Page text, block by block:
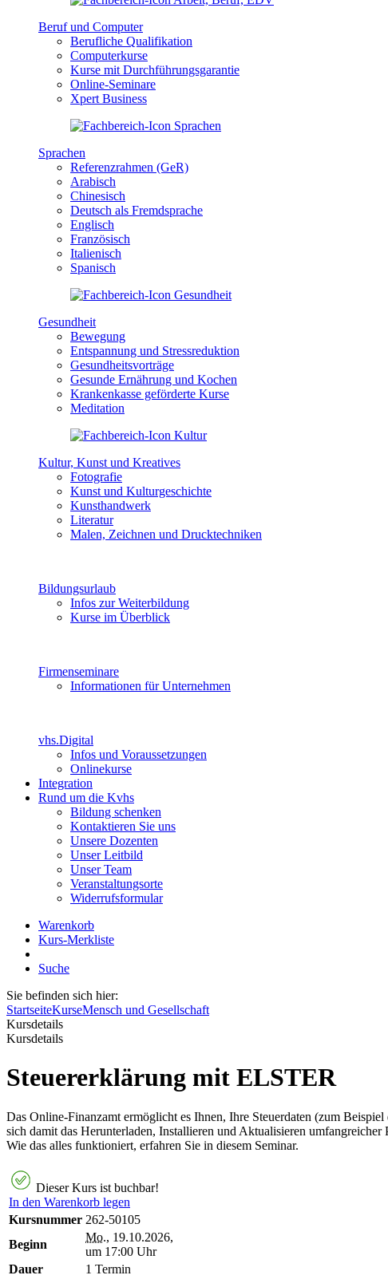
Beruf und Computer
Berufliche Qualifikation
Computerkurse
Kurse mit Durchführungsgarantie
Online-Seminare
Xpert Business
Sprachen
Referenzrahmen (GeR)
Arabisch
Chinesisch
Deutsch als Fremdsprache
Englisch
Französisch
Italienisch
Spanisch
Gesundheit
Bewegung
Entspannung und Stressreduktion
Gesundheitsvorträge
Gesunde Ernährung und Kochen
Krankenkasse geförderte Kurse
Meditation
Kultur, Kunst und Kreatives
Fotografie
Kunst und Kulturgeschichte
Kunsthandwerk
Literatur
Malen, Zeichnen und Drucktechniken
Bildungsurlaub
Infos zur Weiterbildung
Kurse im Überblick
Firmenseminare
Informationen für Unternehmen
vhs.Digital
Infos und Voraussetzungen
Onlinekurse
Integration
Rund um die Kvhs
Bildung schenken
Kontaktieren Sie uns
Unsere Dozenten
Unser Leitbild
Unser Team
Veranstaltungsorte
Widerrufsformular
Warenkorb
Kurs-Merkliste
Suche
Sie befinden sich hier:
StartseiteKurseMensch und Gesellschaft
Kursdetails
Kursdetails
Steuererklärung mit ELSTER
Das Online-Finanzamt ermöglicht es Ihnen, Ihre Steuerdaten (zum
sich damit das Herunterladen, Installieren und Aktualisieren umfangreicher
Wie das alles funktioniert, erfahren Sie in diesem Seminar.
Dieser Kurs ist buchbar!
In den Warenkorb legen
Kursnummer 262-50105
Beginn
Mo., 19.10.2026,
um 17:00 Uhr
Dauer
1 Termin